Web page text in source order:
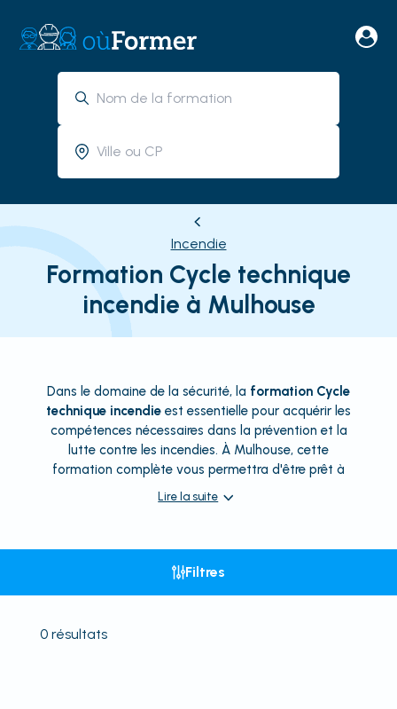
Incendie
Formation Cycle technique
incendie à Mulhouse
Dans le domaine de la sécurité, la formation Cycle
technique incendie est essentielle pour acquérir les
compétences nécessaires dans la prévention et la
lutte contre les incendies. À Mulhouse, cette
formation complète vous permettra d'être prêt à
Lire la suite
Filtres
0résultats